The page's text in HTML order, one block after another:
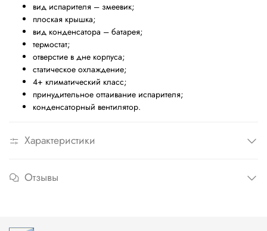
вид испарителя – змеевик;
плоская крышка;
вид конденсатора – батарея;
термостат;
отверстие в дне корпуса;
статическое охлаждение;
4+ климатический класс;
принудительное оттаивание испарителя;
конденсаторный вентилятор.
Характеристики
Отзывы